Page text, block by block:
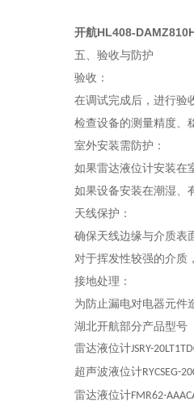
开航HL408-
五、验收与防护
验收：
在调试完成后，进行验
检查设备的测量精度、
室外安装需防护：
如果雷达液位计安装在
如果设备安装在潮湿、
天线保护：
确保天线边缘与介质表
对于挥发性较强的介质
接地处理：
为防止漏电对电器元件
湖北开航部分产品型号
雷达液位计JSRY-
超声波液位计RYCSEG-
雷达液位计FMR62-